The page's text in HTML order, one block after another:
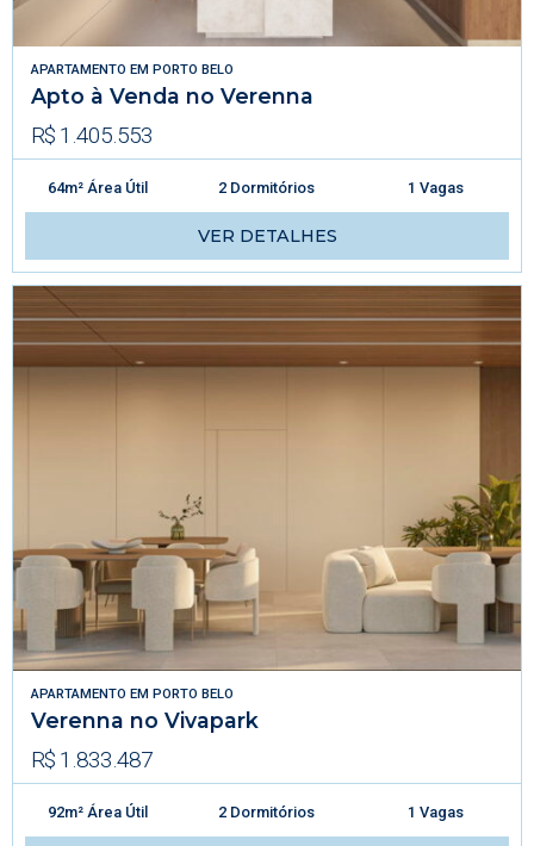
APARTAMENTO EM PORTO BELO
Apto à Venda no Verenna
R$ 1.405.553
64m² Área Útil 2 Dormitórios 1 Vagas
VER DETALHES
APARTAMENTO EM PORTO BELO
Verenna no Vivapark
R$ 1.833.487
92m² Área Útil 2 Dormitórios 1 Vagas